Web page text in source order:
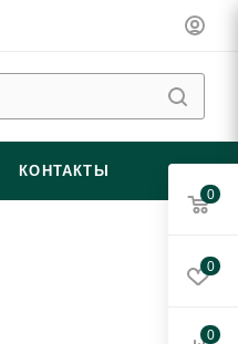
КОНТАКТЫ
0
0
0